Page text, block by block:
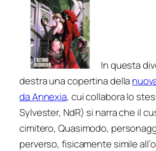
In questa
destra una copertina della
da Annexia, cui collabora lo
Sylvester, NdR) si narra che il
cimitero, Quasimodo,
perverso, fisicamente simile